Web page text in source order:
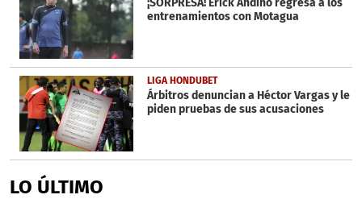
¡SORPRESA! Erick Andino regresa a los
entrenamientos con Motagua
LIGA HONDUBET
Árbitros denuncian a Héctor Vargas y le
piden pruebas de sus acusaciones
LO ÚLTIMO